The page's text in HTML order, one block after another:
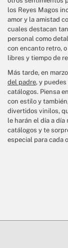
los Reyes Magos
amor y la amistad
cuales destacan
personal como
con encanto retro,
libres y tiempo de
Más tarde, en
del padre, y
catálogos. Piensa
con estilo y
divertidos vinilos,
le harán el día a
catálogos y te
especial para cada